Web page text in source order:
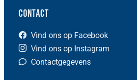
Contact
Vind ons op Facebook
Vind ons op Instagram
Contactgegevens